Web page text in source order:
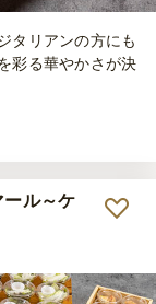
タリアンの方にも
彩る華やかさが決
ル～ケ